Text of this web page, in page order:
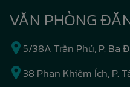
VĂN PHÒNG
5/38A Trần Phú, P. Ba
38 Phan Khiêm Ích, P.